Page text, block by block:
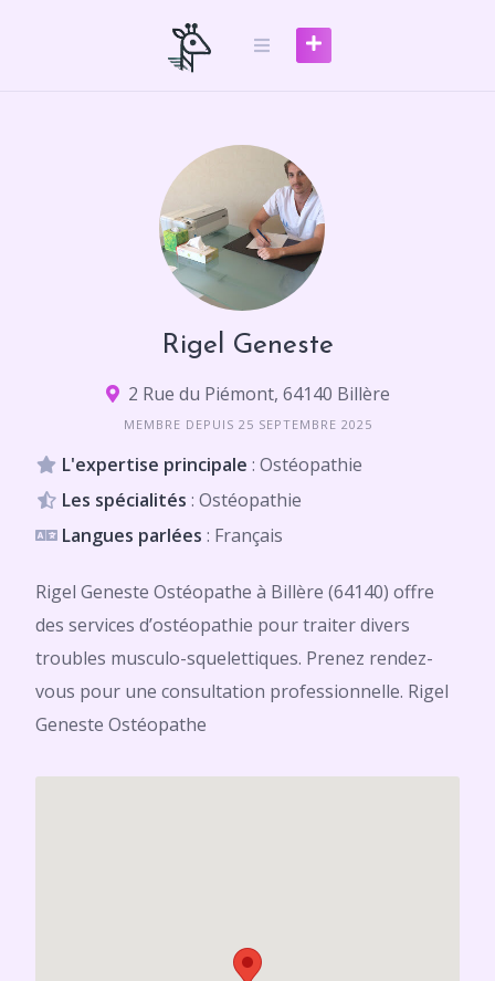
Rigel Geneste
2 Rue du Piémont, 64140 Billère
MEMBRE DEPUIS 25 SEPTEMBRE 2025
L'expertise principale : Ostéopathie
Les spécialités : Ostéopathie
Langues parlées : Français
Rigel Geneste Ostéopathe à Billère (64140) offre
des services d’ostéopathie pour traiter divers
troubles musculo-squelettiques. Prenez rendez-
vous pour une consultation professionnelle. Rigel
Geneste Ostéopathe